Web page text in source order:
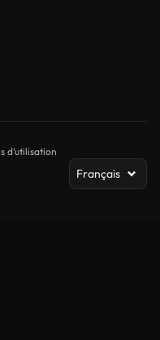
d’utilisation
Français